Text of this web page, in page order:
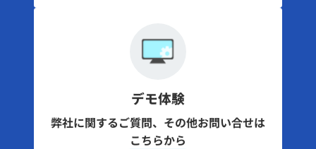
デモ体験
弊社に関するご質問、その他お問い合せは
こちらから